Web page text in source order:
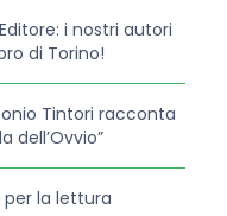
i nostri autori
di Torino!
Tintori racconta
dell’Ovvio”
per la lettura